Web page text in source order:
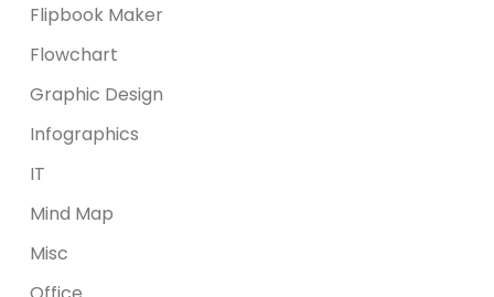
Flipbook Maker
Flowchart
Graphic Design
Infographics
IT
Mind Map
Misc